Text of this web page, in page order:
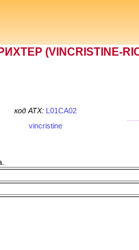
(VINCRISTINE-
код ATX: L01CA02
vincristine